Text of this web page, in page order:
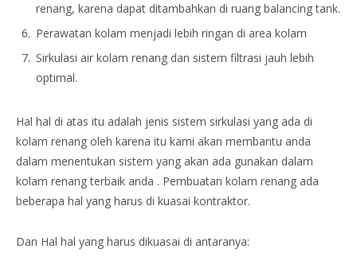
renang, karena dapat ditambahkan di ruang balancing tank.
Perawatan kolam menjadi lebih ringan di area kolam
Sirkulasi air kolam renang dan sistem filtrasi jauh lebih
optimal.
Hal hal di atas itu adalah jenis sistem sirkulasi yang ada di
kolam renang oleh karena itu kami akan membantu anda
dalam menentukan sistem yang akan ada gunakan dalam
kolam renang terbaik anda . Pembuatan kolam renang ada
beberapa hal yang harus di kuasai kontraktor.
Dan Hal hal yang harus dikuasai di antaranya: